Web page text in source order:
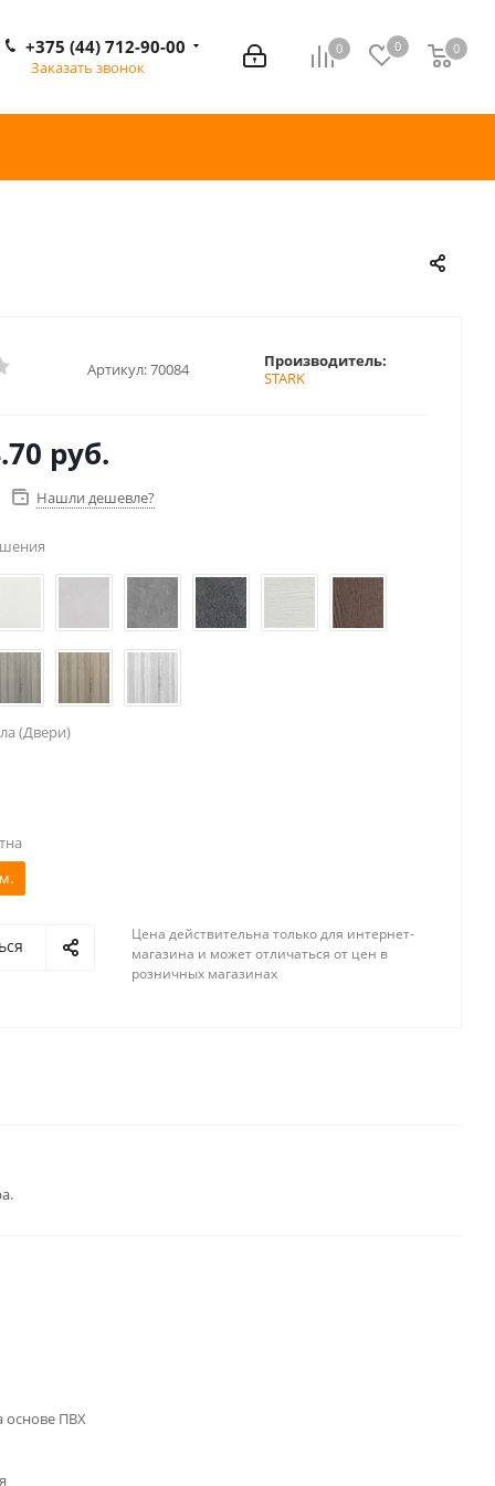
0 0 0
0
+375 (44) 712-90-00
Заказать звонок
Артикул:70084
Производитель:
STARK
руб.
Нашли дешевле?
(Двери)
Цена действительна только для интернет-
магазина и может отличаться от цен в
розничных магазинах
основе ПВХ